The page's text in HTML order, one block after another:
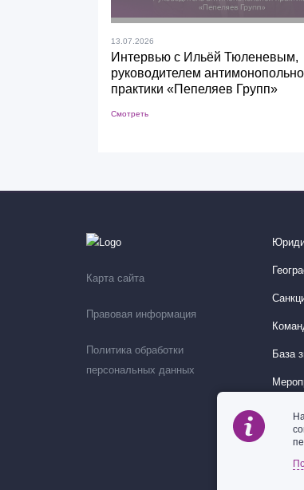
13.07.2026
Интервью с Ильёй Тюленевым,
руководителем
практики «Пепеляев Групп»
Смотреть
Карта сайта
Правовая информация
Политика обработки
персональных данных
База